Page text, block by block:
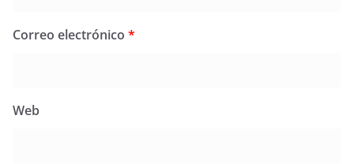
Correo electrónico *
Web